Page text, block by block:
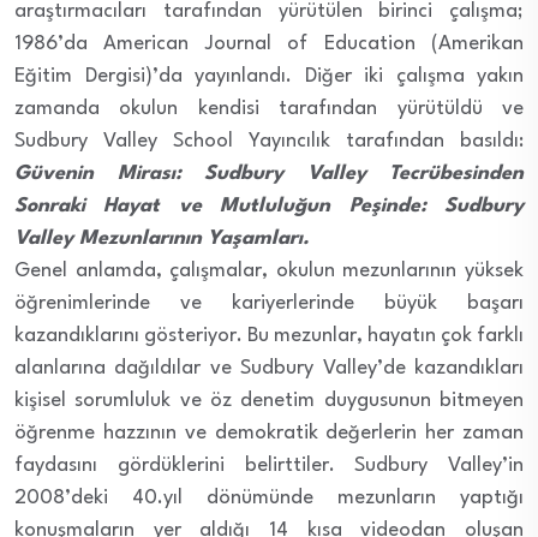
araştırmacıları tarafından yürütülen birinci çalışma;
1986’da American Journal of Education (Amerikan
Eğitim Dergisi)’da yayınlandı. Diğer iki çalışma yakın
zamanda okulun kendisi tarafından yürütüldü ve
Sudbury Valley School Yayıncılık tarafından basıldı:
Güvenin Mirası: Sudbury Valley Tecrübesinden
Sonraki Hayat ve Mutluluğun Peşinde: Sudbury
Valley Mezunlarının Yaşamları.
Genel anlamda, çalışmalar, okulun mezunlarının yüksek
öğrenimlerinde ve kariyerlerinde büyük başarı
kazandıklarını gösteriyor. Bu mezunlar, hayatın çok farklı
alanlarına dağıldılar ve Sudbury Valley’de kazandıkları
kişisel sorumluluk ve öz denetim duygusunun bitmeyen
öğrenme hazzının ve demokratik değerlerin her zaman
faydasını gördüklerini belirttiler. Sudbury Valley’in
2008’deki 40.yıl dönümünde mezunların yaptığı
konuşmaların yer aldığı 14 kısa videodan oluşan